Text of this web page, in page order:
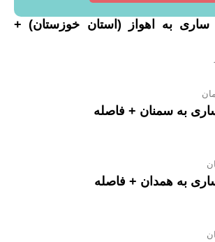
ساری به اهواز (استان خوزستان) +
به سمنان + فاصله
به همدان + فاصله